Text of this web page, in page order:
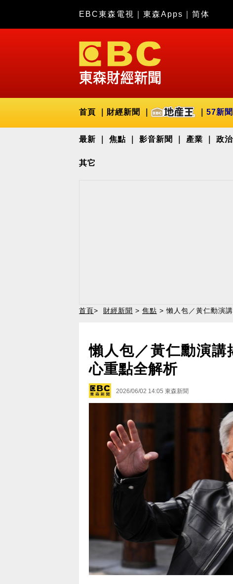
EBC東森電視 東森Apps 简体
首頁 財經新聞 57新
最新 焦點 影音新聞 產業 政治
其它
首頁> 財經新聞 > 焦點 > 懶人包／黃仁勳演
懶人包／黃仁勳演
心重點全解析
2026/06/02 14:05 東森新聞